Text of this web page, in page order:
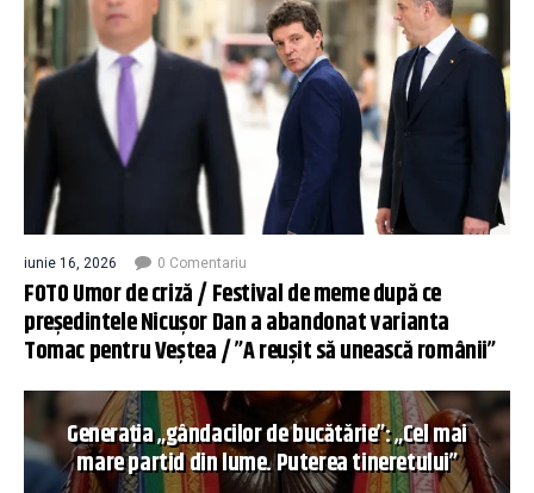
iunie 16, 2026 0 Comentariu
FOTO Umor de criză / Festival de meme după ce
președintele Nicușor Dan a abandonat varianta
Tomac pentru Veștea / ”A reușit să unească românii”
Generația „gândacilor de bucătărie”: „Cel mai
mare partid din lume. Puterea tineretului”